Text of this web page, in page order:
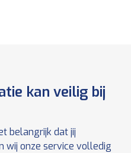
kan veilig bij
belangrijk dat jij
wij onze service volledig